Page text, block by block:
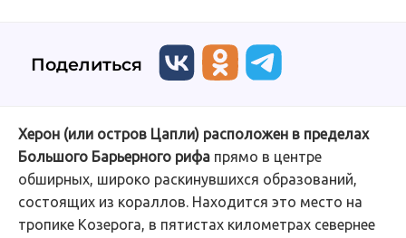
Поделиться
Херон (или остров Цапли) расположен в пределах
Большого Барьерного рифа прямо в центре
обширных, широко раскинувшихся образований,
состоящих из кораллов. Находится это место на
тропике Козерога, в пятистах километрах севернее